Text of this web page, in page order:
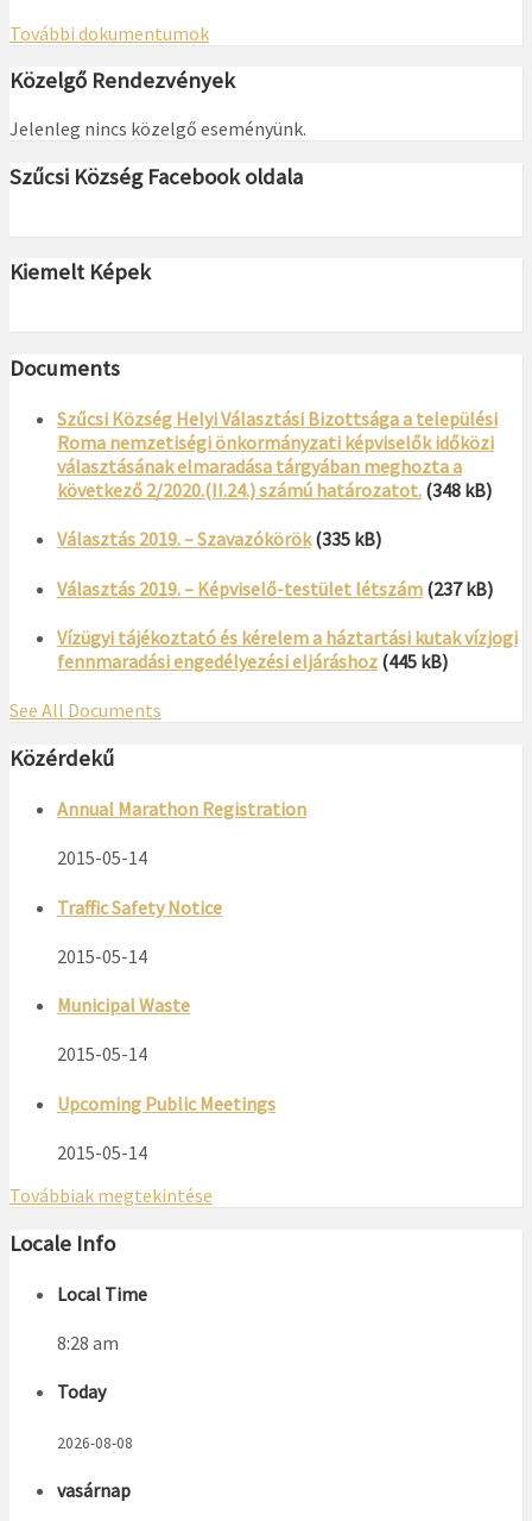
További dokumentumok
Közelgő Rendezvények
Jelenleg nincs közelgő eseményünk.
Szűcsi Község Facebook oldala
Kiemelt Képek
Documents
Szűcsi Község Helyi Választási Bizottsága a települési
Roma nemzetiségi önkormányzati képviselők időközi
választásának elmaradása tárgyában meghozta a
következő 2/2020.(II.24.) számú határozatot. (348 kB)
Választás 2019. – Szavazókörök (335 kB)
Választás 2019. – Képviselő-testület létszám (237 kB)
Vízügyi tájékoztató és kérelem a háztartási kutak vízjogi
fennmaradási engedélyezési eljáráshoz (445 kB)
See All Documents
Közérdekű
Annual Marathon Registration
2015-05-14
Traffic Safety Notice
2015-05-14
Municipal Waste
2015-05-14
Upcoming Public Meetings
2015-05-14
Továbbiak megtekintése
Locale Info
Local Time
8:28 am
Today
2026-08-08
vasárnap